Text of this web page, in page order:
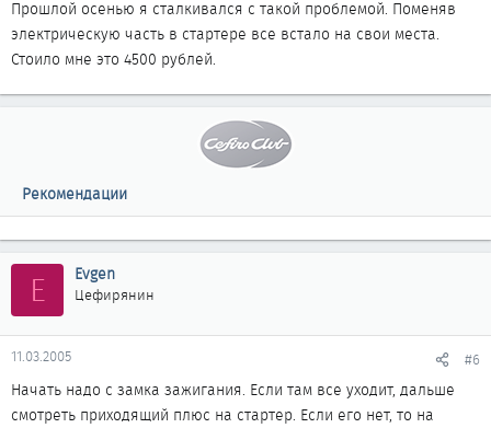
Прошлой осенью я сталкивался с такой проблемой. Поменяв
электрическую часть в стартере все встало на свои места.
Стоило мне это 4500 рублей.
Рекомендации
E Evgen
Цефирянин
11.03.2005 #6
Начать надо с замка зажигания. Если там все уходит, дальше
смотреть приходящий плюс на стартер. Если его нет, то на